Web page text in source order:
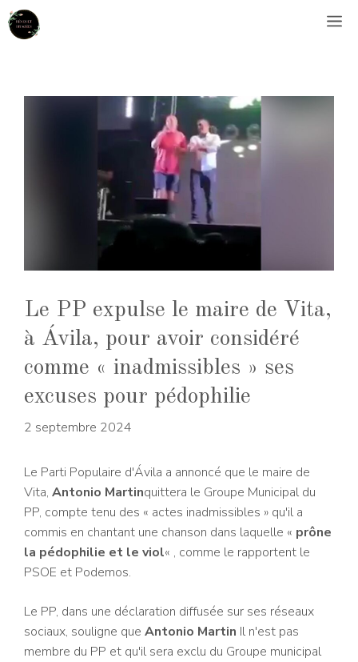
Aller
au
Le PP expulse le maire de Vita,
à Ávila, pour avoir considéré
comme « inadmissibles » ses
excuses pour pédophilie
2 septembre 2024
Le Parti Populaire d'Ávila a annoncé que le maire de
Vita, Antonio Martinquittera le Groupe Municipal du
PP, compte tenu des « actes inadmissibles » qu'il a
commis en chantant une chanson dans laquelle « prône
la pédophilie et le viol« , comme le rapportent le
PSOE et Podemos.
Le PP, dans une déclaration diffusée sur ses réseaux
sociaux, souligne que Antonio Martin Il n'est pas
membre du PP et qu'il sera exclu du Groupe municipal